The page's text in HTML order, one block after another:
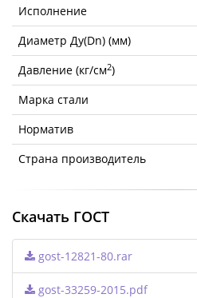
Исполнение
Диаметр Ду(Dn) (мм)
Давление (кг/см2)
Марка стали
Норматив
Страна производитель
Скачать ГОСТ
gost-12821-80.rar
gost-33259-2015.pdf